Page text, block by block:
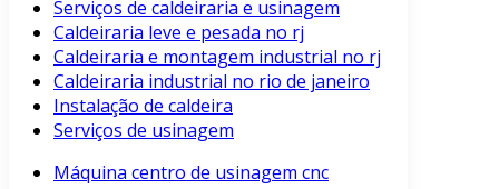
Serviços de caldeiraria e usinagem
Caldeiraria leve e pesada no rj
Caldeiraria e montagem industrial no rj
Caldeiraria industrial no rio de janeiro
Instalação de caldeira
Serviços de usinagem
Máquina centro de usinagem cnc